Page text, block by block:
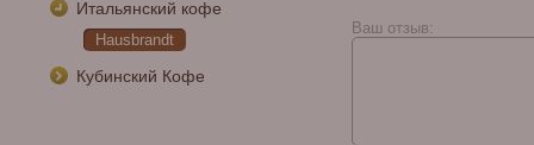
Итальянский кофе
Hausbrandt
Кубинский Кофе
Nicaragua Gran Toro
Ваш отзыв: